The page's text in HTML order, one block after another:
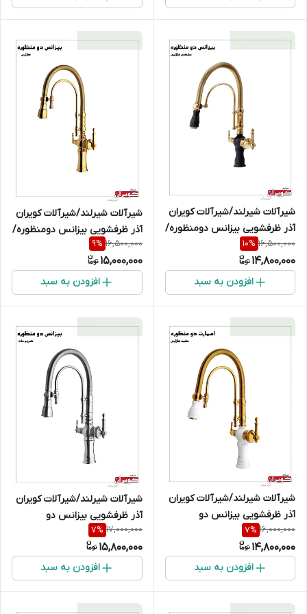
شیرآلات شیرلند/شیرآلات کویران
آذر ظرفشویی بیزانس دومنظوره/
مشکی طلایی
16,500,000
10%
14,800,000
افزودن به سبد
شیرآلات شیرلند/شیرآلات کویران
آذر ظرفشویی بیزانس دومنظوره/
طلایی
16,500,000
9%
15,000,000
افزودن به سبد
شیرآلات شیرلند/شیرآلات کویران
آذر ظرفشویی بیزانس دو
منظوره/سفید طلایی
16,000,000
7%
14,800,000
افزودن به سبد
شیرآلات شیرلند/شیرآلات کویران
آذر ظرفشویی بیزانس دو
منظوره/کروم مات
17,000,000
7%
15,800,000
افزودن به سبد